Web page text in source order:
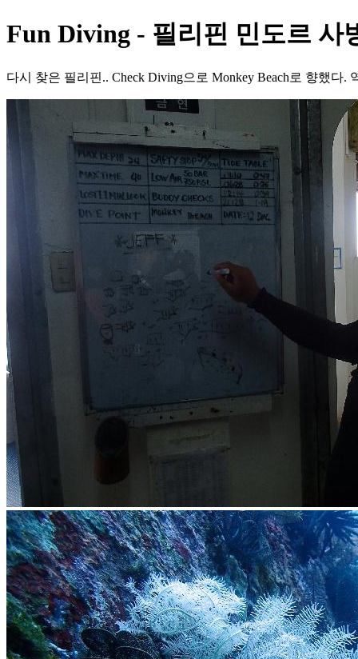
Fun Diving - 필리핀 민도르 사
다시 찾은 필리핀.. Check Diving으로 Monkey Beach로 향했다